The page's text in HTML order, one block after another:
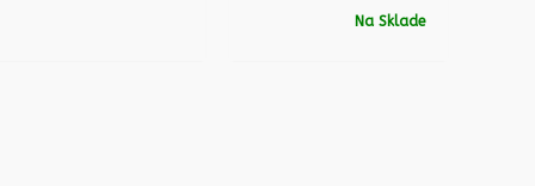
Na Sklade